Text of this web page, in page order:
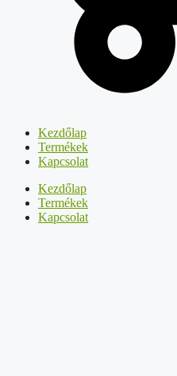
Kezdőlap
Termékek
Kapcsolat
Kezdőlap
Termékek
Kapcsolat